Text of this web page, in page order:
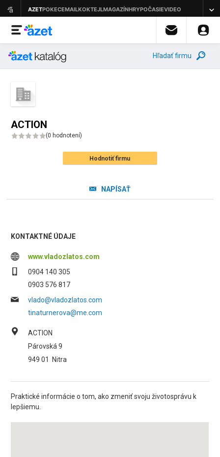
Hľadať firmu
ACTION
(0 hodnotení)
Hodnotiť firmu
NAPÍSAŤ
KONTAKTNÉ ÚDAJE
www.vladozlatos.com
0904 140 305
0903 576 817
vlado@vladozlatos.com
tinaturnerova@me.com
ACTION
Párovská 9
949 01
Nitra
Praktické informácie o tom, ako zmeniť svoju životosprávu k
lepšiemu.